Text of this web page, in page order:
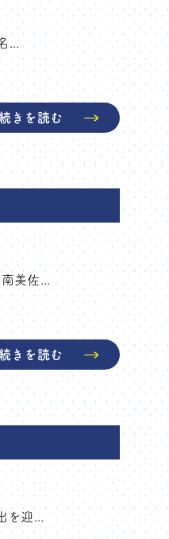
...
続きを読む
美佐...
続きを読む
を迎...